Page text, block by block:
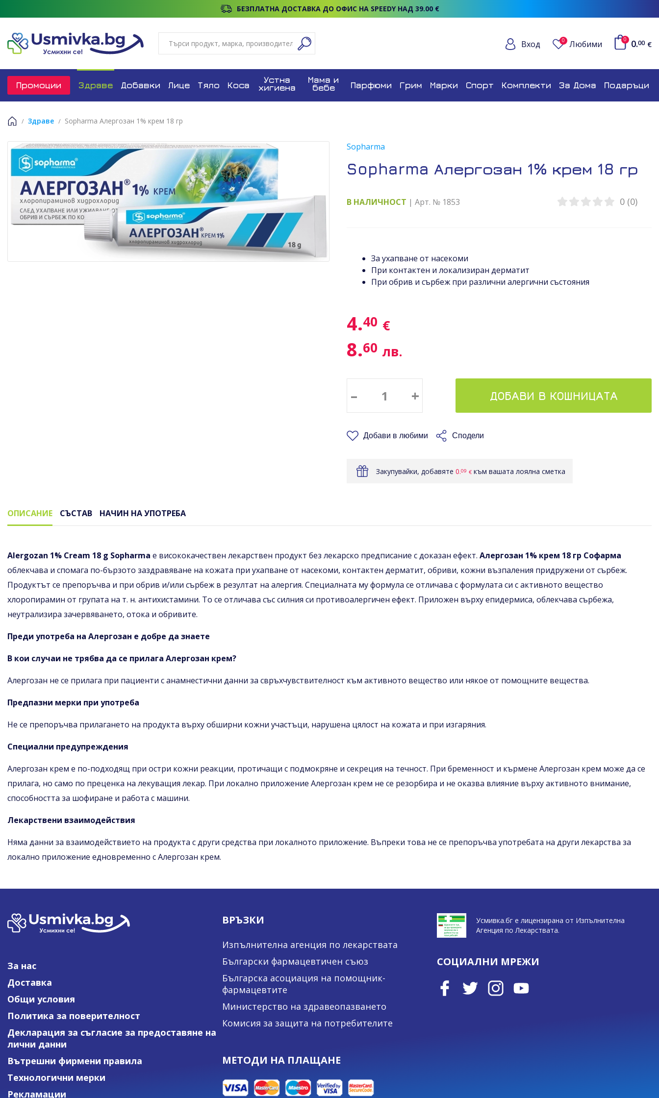
БЕЗПЛАТНА ДОСТАВКА ДО ОФИС НА SPEEDY НАД 39.00 €
Вход 0 Любими 0 0.00 €
Промоции Здраве Добавки Лице Тяло Коса
Устна
хигиена
Мама и
бебе Парфюми Грим Марки Спорт Комплекти За Дома Подаръци
Здраве Sopharma Алергозан 1% крем 18 гр
Sopharma
Sopharma Алергозан 1% крем 18 гр
В НАЛИЧНОСТ | Арт. № 1853 0 (0)
За ухапване от насекоми
При контактен и локализиран дерматит
При обрив и сърбеж при различни алергични състояния
4.40 €
8.60 лв.
– + ДОБАВИ В КОШНИЦАТА
Добави в любими Сподели
Закупувайки, добавяте 0.09 € към вашата лоялна сметка
ОПИСАНИЕ СЪСТАВ НАЧИН НА УПОТРЕБА
Alergozan 1% Cream 18 g Sopharma е висококачествен лекарствен продукт без лекарско предписание с доказан ефект. Алергозан 1% крем 18 гр Софарма
облекчава и спомага по-бързото заздравяване на кожата при ухапване от насекоми, контактен дерматит, обриви, кожни възпаления придружени от сърбеж.
Продуктът се препоръчва и при обрив и/или сърбеж в резултат на алергия. Специалната му формула се отличава с формулата си с активното вещество
хлоропирамин от групата на т. н. антихистамини. То се отличава със силния си противоалергичен ефект. Приложен върху епидермиса, облекчава сърбежа,
неутрализира зачервяването, отока и обривите.
Преди употреба на Алергозан е добре да знаете
В кои случаи не трябва да се прилага Алергозан крем?
Алергозан не се прилага при пациенти с анамнестични данни за свръхчувствителност към активното вещество или някое от помощните вещества.
Предпазни мерки при употреба
Не се препоръчва прилагането на продукта върху обширни кожни участъци, нарушена цялост на кожата и при изгаряния.
Специални предупреждения
Алергозан крем е по-подходящ при остри кожни реакции, протичащи с подмокряне и секреция на течност. При бременност и кърмене Алергозан крем може да се
прилага, но само по преценка на лекуващия лекар. При локално приложение Алергозан крем не се резорбира и не оказва влияние върху активното внимание,
способността за шофиране и работа с машини.
Лекарствени взаимодействия
Няма данни за взаимодействието на продукта с други средства при локалното приложение. Въпреки това не се препоръчва употребата на други лекарства за
локално приложение едновременно с Алергозан крем.
За нас
Доставка
Общи условия
Политика за поверителност
Декларация за съгласие за предоставяне на
лични данни
Вътрешни фирмени правила
Технологични мерки
Рекламации
ВРЪЗКИ
Изпълнителна агенция по лекарствата
Български фармацевтичен съюз
Българска асоциация на помощник-
фармацевтите
Министерство на здравеопазването
Комисия за защита на потребителите
МЕТОДИ НА ПЛАЩАНЕ
Усмивка.бг е лицензирана от Изпълнителна
Агенция по Лекарствата.
СОЦИАЛНИ МРЕЖИ